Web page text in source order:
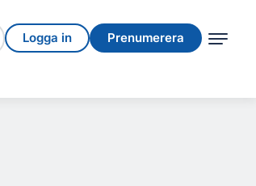
Logga in Prenumerera
Logga in Prenumerera